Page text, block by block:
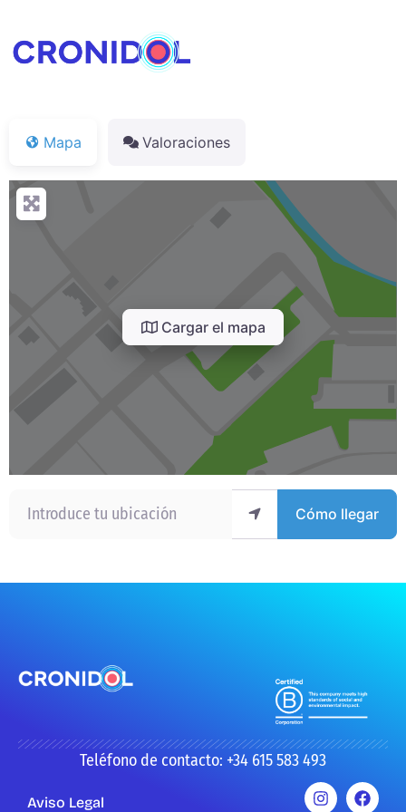
Mapa Valoraciones
Cargar el mapa
Cómo llegar
Teléfono de contacto: +34 615 583 493
Aviso Legal